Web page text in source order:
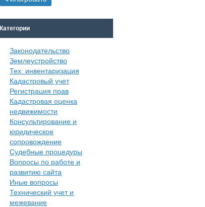
Категории
Законодательство
Землеустройство
Тех. инвентаризация
Кадастровый учет
Регистрация прав
Кадастровая оценка
недвижимости
Консультирование и
юридическое
сопровождение
Судебные процедуры
Вопросы по работе и
развитию сайта
Иные вопросы
Технический учет и
межевание